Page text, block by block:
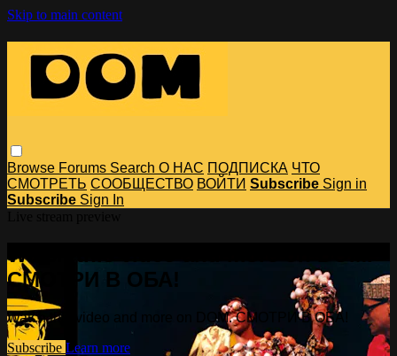
Skip to main content
Browse Forums Search О НАС ПОДПИСКА ЧТО
СМОТРЕТЬ СООБЩЕСТВО ВОЙТИ Subscribe Sign in
Subscribe Sign In
Watch this video and more on DOM.
СМОТРИ В ОБА!
Watch this video and more on DOM. СМОТРИ В ОБА!
Subscribe Learn more